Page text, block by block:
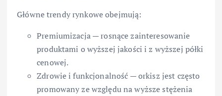
Główne trendy rynkowe obejmują:
Premiumizacja — rosnące zainteresowanie
produktami o wyższej jakości i z wyższej półki
cenowej.
Zdrowie i funkcjonalność — orkisz jest często
promowany ze względu na wyższe stężenia